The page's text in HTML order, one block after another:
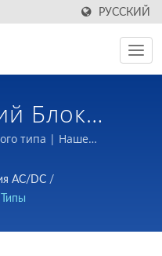
РУССКИЙ
Блок
|
| LTE
типа | Наше
- предоставлять
магнитных изделий и
по
AC/DC /